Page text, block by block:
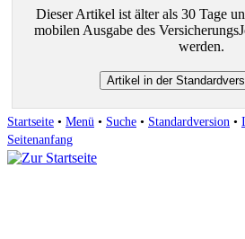
Dieser Artikel ist älter als 30 Tage
mobilen Ausgabe des
werden.
Startseite • Menü • Suche • Standardversion •
Seitenanfang